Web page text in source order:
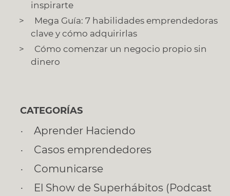
inspirarte
Mega Guía: 7 habilidades emprendedoras
clave y cómo adquirirlas
Cómo comenzar un negocio propio sin
dinero
CATEGORÍAS
Aprender Haciendo
Casos emprendedores
Comunicarse
El Show de Superhábitos (Podcast